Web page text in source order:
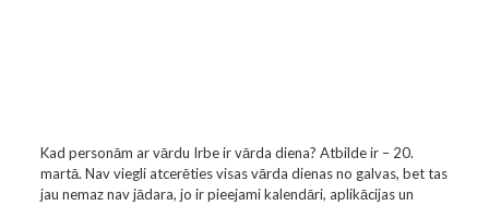
Kad personām ar vārdu Irbe ir vārda diena? Atbilde ir – 20.
martā. Nav viegli atcerēties visas vārda dienas no galvas, bet tas
jau nemaz nav jādara, jo ir pieejami kalendāri, aplikācijas un